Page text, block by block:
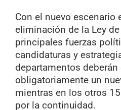
Con el nuevo escenario
eliminación de la Ley
principales fuerzas
candidaturas y
departamentos deberán
obligatoriamente un
mientras en los otros
por la continuidad.